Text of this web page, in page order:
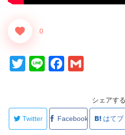
0
T
er
Li
F
e
b
ail
シェアする
Twitter Facebook はてブ